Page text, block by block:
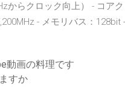
からクロック向上） - コア
- メモリバス：128bit
動画の料理です
すか